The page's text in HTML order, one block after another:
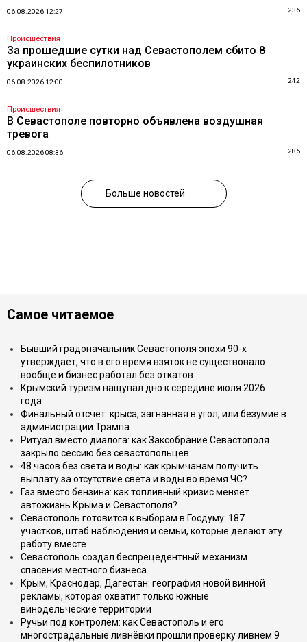
06.08.2026 12:27 236
Происшествия
За прошедшие сутки над Севастополем сбито 8
украинских беспилотников
06.08.2026 12:00 242
Происшествия
В Севастополе повторно объявлена воздушная
тревога
06.08.2026 08:36 286
Больше новостей
Самое читаемое
Бывший градоначальник Севастополя эпохи 90-х
утверждает, что в его время взяток не существовало
вообще и бизнес работал без откатов
Крымский туризм нащупал дно к середине июля 2026
года
Финальный отсчёт: крыса, загнанная в угол, или безумие в
администрации Трампа
Ритуал вместо диалога: как Заксобрание Севастополя
закрыло сессию без севастопольцев
48 часов без света и воды: как крымчанам получить
выплату за отсутствие света и воды во время ЧС?
Газ вместо бензина: как топливный кризис меняет
автожизнь Крыма и Севастополя?
Севастополь готовится к выборам в Госдуму: 187
участков, штаб наблюдения и семьи, которые делают эту
работу вместе
Севастополь создал беспрецедентный механизм
спасения местного бизнеса
Крым, Краснодар, Дагестан: география новой винной
рекламы, которая охватит только южные
винодельческие территории
Ручьи под контролем: как Севастополь и его
многострадальные ливнёвки прошли проверку ливнем 9